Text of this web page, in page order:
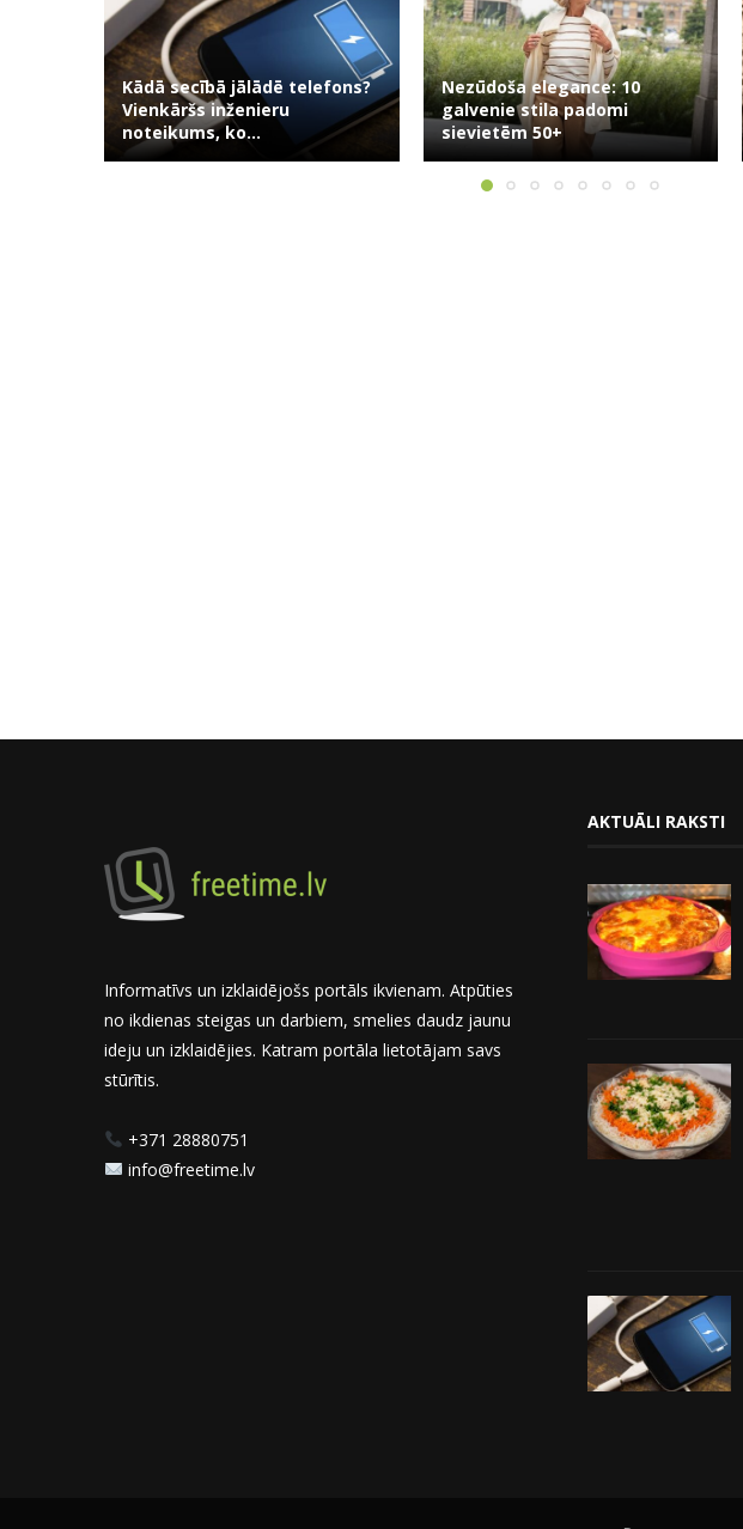
Nezūdoša elegance: 10
galvenie stila padomi
sievietēm 50+
Kafija nav vienīgā izvēle: 5
garšīgi rīta dzērieni,...
Informatīvs un izklaidējošs portāls ikvienam. Atpūties
no ikdienas steigas un darbiem, smelies daudz jaunu
ideju un izklaidējies. Katram portāla lietotājam savs
stūrītis.
+371 28880751
info@freetime.lv
AKTUĀLI RAKSTI